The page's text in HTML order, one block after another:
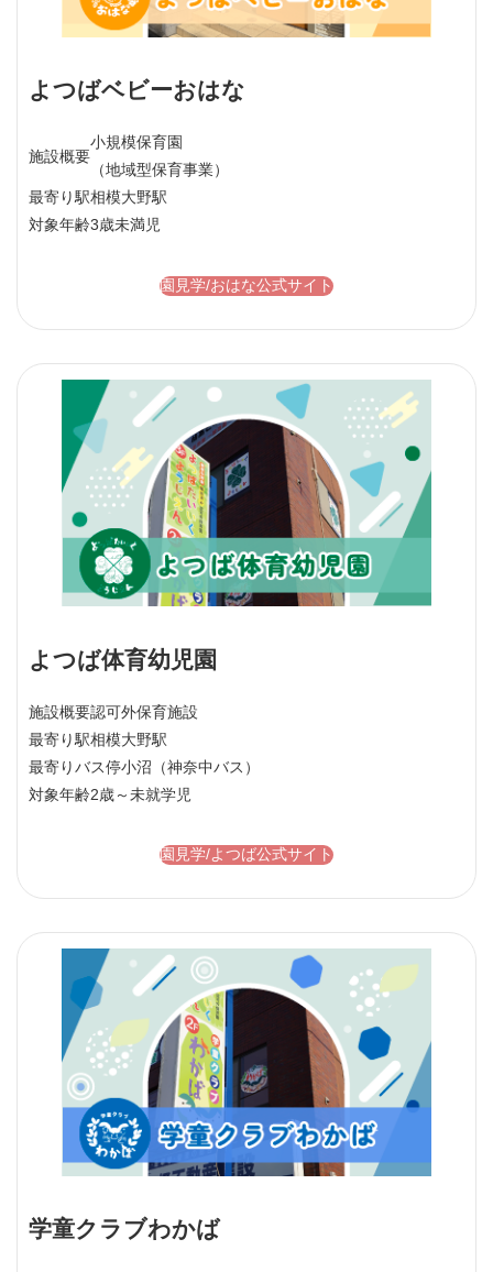
よつばベビーおはな
施設概要
小規模保育園
（地域型保育事業）
最寄り駅相模大野駅
対象年齢3歳未満児
園見学/おはな公式サイト
よつば体育幼児園
施設概要認可外保育施設
最寄り駅相模大野駅
最寄りバス停小沼（神奈中バス）
対象年齢2歳～未就学児
園見学/よつば公式サイト
学童クラブわかば